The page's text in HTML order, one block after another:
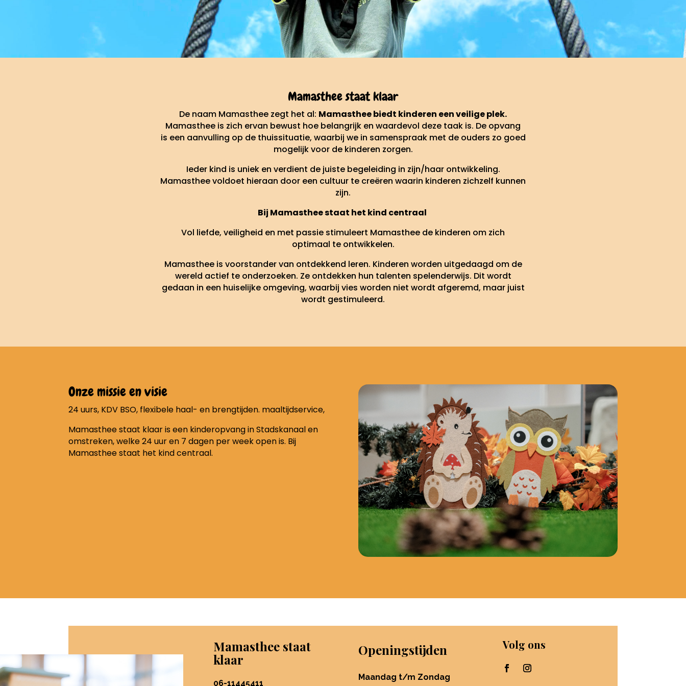
Mamasthee staat klaar
De naam Mamasthee zegt het al: Mamasthee biedt kinderen een veilige plek.
Mamasthee is zich ervan bewust hoe belangrijk en waardevol deze taak is. De opvang
is een aanvulling op de thuissituatie, waarbij we in samenspraak met de ouders zo goed
mogelijk voor de kinderen zorgen.
Ieder kind is uniek en verdient de juiste begeleiding in zijn/haar ontwikkeling.
Mamasthee voldoet hieraan door een cultuur te creëren waarin kinderen zichzelf kunnen
zijn.
Bij Mamasthee staat het kind centraal
Vol liefde, veiligheid en met passie stimuleert Mamasthee de kinderen om zich
optimaal te ontwikkelen.
Mamasthee is voorstander van ontdekkend leren. Kinderen worden uitgedaagd om de
wereld actief te onderzoeken. Ze ontdekken hun talenten spelenderwijs. Dit wordt
gedaan in een huiselijke omgeving, waarbij vies worden niet wordt afgeremd, maar juist
wordt gestimuleerd.
Onze missie en visie
24 uurs, KDV BSO, flexibele haal- en brengtijden. maaltijdservice,
Mamasthee staat klaar is een kinderopvang in Stadskanaal en
omstreken, welke 24 uur en 7 dagen per week open is. Bij
Mamasthee staat het kind centraal.
Mamasthee staat
klaar
06-11445411
Openingstijden
Maandag t/m Zondag
Volg ons